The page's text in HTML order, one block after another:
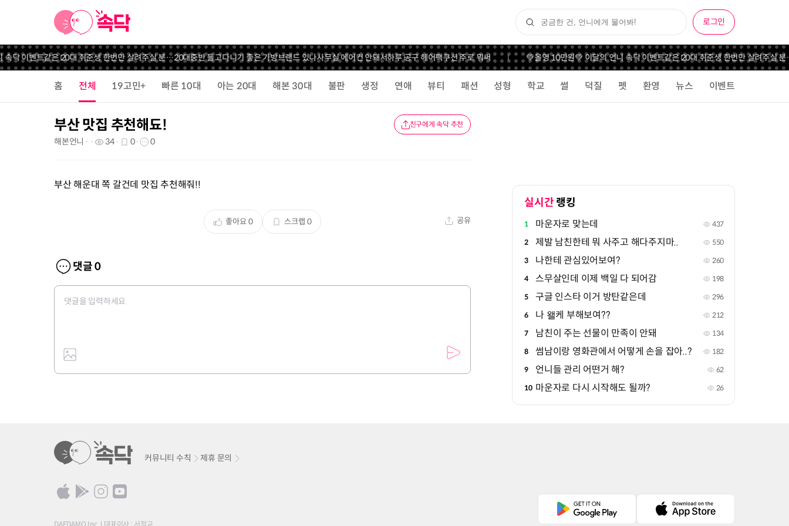
로그인
닥 이벤트같은 20대 취준생 한번만 살려주실 분…20대중반 들고다니기 좋은 가방브랜드 있나사무실 에어컨 안돼서하루 공구 헤어팩쿠션 주로 뭐써 💚올영 10만원💚 이달의 언니 속닥 이벤트같은 20대 취준생 한번만 살려주실 분
홈 전체 19고민+ 빠른 10대 아는 20대 해본 30대 불판 생정 연애 뷰티 패션 성형 학교 썰 덕질 펫 환영 뉴스 이벤트
부산 맛집 추천해됴! 친구에게 속닥 추천
해본언니 34 0 0
부산 해운대 쪽 갈건데 맛집 추천해줘!!
좋아요0 스크랩 0 공유
댓글0
실시간 랭킹
1 마운자로 맞는데 437
2 제발 남친한테 뭐 사주고 해다주지마.. 550
3 나한테 관심있어보여? 260
4 스무살인데 이제 백일 다 되어감 198
5 구글 인스타 이거 방탄같은데 296
6 나 왤케 부해보여?? 212
7 남친이 주는 선물이 만족이 안돼 134
8 썸남이랑 영화관에서 어떻게 손을 잡아..? 182
9 언니들 관리 어떤거 해? 62
10 마운자로 다시 시작해도 될까? 26
커뮤니티 수칙 제휴 문의
DAEDAMO Inc. 대표이사 : 서정교